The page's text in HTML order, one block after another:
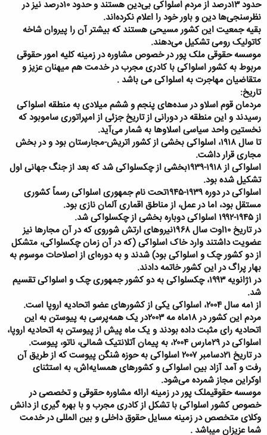
حدود ۱۳درصد از مردم اسلواکی بی‌دین هستند و حدود ۱۰درصد نیز در
نظرسنجی‌ها دین و باور خود را اعلام نکرده‌اند.
بقیه جمعیت این کشور مسیحی هستند که بیشتر آن را پیروان شاخه
کاتولیک رومی تشکیل می‌دهند.
موسسه حقوقی ملک پور در خصوص مشاوره در زمینه کلیه امور حقوقی
مربوط به کشور اسلواکی با کادری مجرب در خدمت هم میهنان عزیز و
متقاضیان مهاجرت به اسلواکی می باشد .
تاریخ:
مردمان قوم اسلاو در سده‌های پنجم و ششم میلادی به منطقه اسلواکی
رسیدند و این منطقه در دورانی از تاریخ جزئی از امپراتوری ساموبود که
نخستین واحد سیاسی اسلاوها به ‌شمار می‌آید.
تا سال ۱۹۱۸، اسلواکی بخشی از کشور اتریش-مجارستان بود و در بخش
مجاری قرار داشت.
اسلواکی از ۱۹۱۸-۱۹۳۹بخشی از چکسلواکی شد که بعد از جنگ جهانی اول
تشکیل شده بود.
اسلواکی در دوره ۱۹۳۹-۱۹۴۵تحت نام جمهوری اسلواکی رسماً کشوری
مستقل بود، اما در عمل، از مناطق اقماری آلمان نازی بود.
از ۱۹۴۵-۱۹۹۲ اسلواکی دوباره بخشی از چکسلواکی شد.
در تاریخ ۱۰اوت سال ۱۹۶۸نیروهای ارتش شوروی که در آن مجارها نیز
عضویت داشتند وارد خاک اسلواکی (که در آن زمان چکسلواکی، متشکل
از دو کشور چک و اسلواکی بود) شدند و به دوره‌ای از اصلاحات موسوم به
بهار پراگ در این کشور خاتمه دادند.
در ۱ژانویه ۱۹۹۳، چکسلواکی به دو کشور جمهوری چک و اسلواکی تقسیم
شد.
از ۱مه سال ۲۰۰۴، اسلواکی یکی از کشورهای عضو اتحادیه اروپا است.
مردم این کشور در ۱۸ماه مه ۲۰۰۳در یک همه‌پرسی به پیوستن به این
اتحادیه رای مثبت داده‌ بودند و یک ماه پیش از پیوستن به اتحادیه اروپا،
اسلواکی در ۲۹مارس ۲۰۰۴، به پیمان آتلانتیک شمالی، ناتو، پیوست.
در تاریخ ۲۱دسامبر ۲۰۰۷ اسلواکی به حوزه شنگن پیوست که از طریق آن
رفت‌ و آمد آزاد بین اسلواکی و کشورهای همسایه‌اش، به استثنای
اوکراین مجاز شمرده می‌شود.
موسسه حقوقیملک پور در زمینه ارائه مشاوره حقوقی و تخصصی در
خصوص کشور اسلواکی با تشکل از کادری مجرب و با بهره گیری از دانش
وکلای متخصص در زمینه مسایل حقوق داخلی و بین المللی در خدمت
شما عزیزان میباشد .